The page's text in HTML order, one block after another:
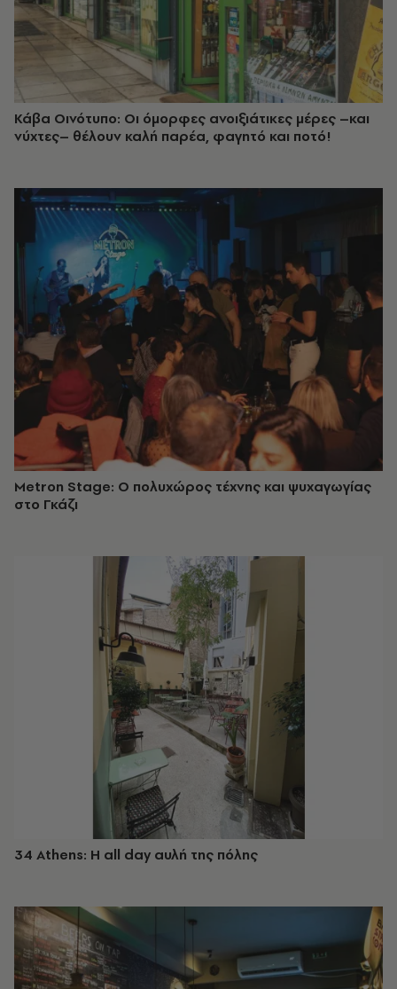
Κάβα Οινότυπο: Οι όμορφες ανοιξιάτικες μέρες –και
νύχτες– θέλουν καλή παρέα, φαγητό και ποτό!
Metron Stage: Ο πολυχώρος τέχνης και ψυχαγωγίας
στο Γκάζι
34 Athens: Η all day αυλή της πόλης